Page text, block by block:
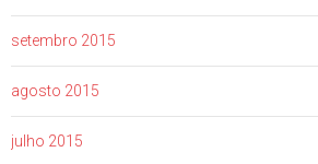
setembro 2015
agosto 2015
julho 2015